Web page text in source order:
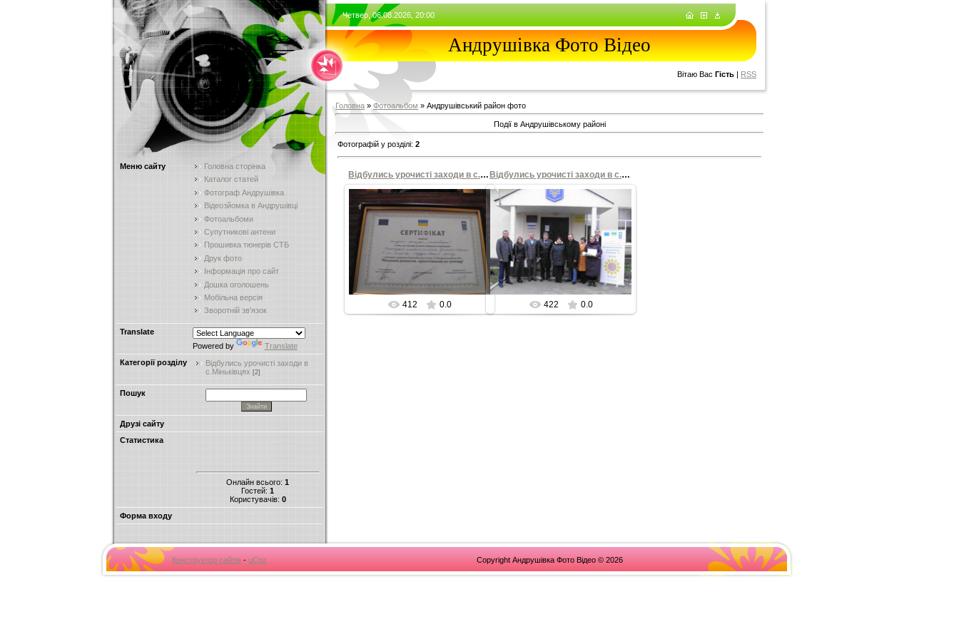
Меню сайту
Головна сторінка
Каталог статей
Фотограф Андрушівка
Відеозйомка в Андрушівці
Фотоальбоми
Супутникові антени
Прошивка тюнерів СТБ
Друк фото
Інформація про сайт
Дошка оголошень
Мобільна версія
Зворотній зв'язок
Translate
Powered by
Translate
Категорії розділу
Відбулись урочисті заходи в
c.Міньківцях [2]
Пошук
Друзі сайту
Статистика
Онлайн всього: 1
Гостей: 1
Користувачів: 0
Форма входу
Четвер, 06.08.2026, 20:00
Андрушівка Фото Відео
Вітаю Вас Гість | RSS
Головна » Фотоальбом » Андрушівський район фото
Події в Андрушівському районі
Фотографій у розділі: 2
Відбулись урочисті заходи в c.Міньківцях
21.10.2016
21 жовтня 2016 року в
c.Міньківцях відбулись урочисті
заходи в рамках завершення
проекту Європейського Союзу та
проек...
max
412 0.0
Відбулись урочисті заходи в c.Міньківцях
21.10.2016
21 жовтня 2016 року в
c.Міньківцях відбулись урочисті
заходи в рамках завершення
проекту Європейського Союзу та
проек...
max
422 0.0
Конструктор сайтів - uCoz Copyright Андрушівка Фото Відео © 2026